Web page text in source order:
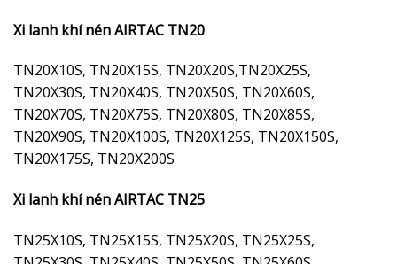
Xi lanh khí nén AIRTAC TN20
TN20X10S, TN20X15S, TN20X20S,TN20X25S,
TN20X30S, TN20X40S, TN20X50S, TN20X60S,
TN20X70S, TN20X75S, TN20X80S, TN20X85S,
TN20X90S, TN20X100S, TN20X125S, TN20X150S,
TN20X175S, TN20X200S
Xi lanh khí nén AIRTAC TN25
TN25X10S, TN25X15S, TN25X20S, TN25X25S,